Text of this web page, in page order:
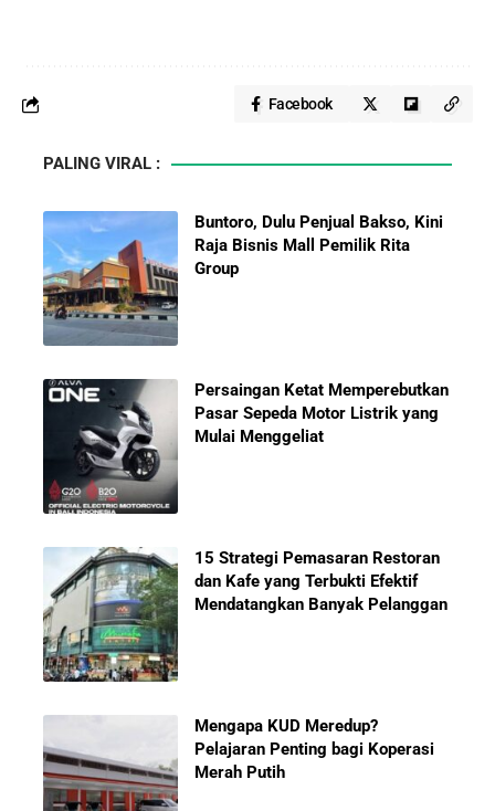
Facebook
PALING VIRAL :
Group
Mulai Menggeliat
Mendatangkan Banyak Pelanggan
Merah Putih